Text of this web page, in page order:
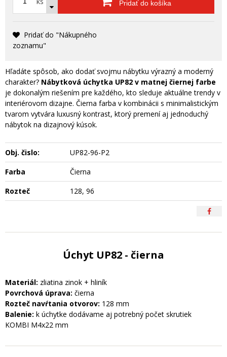
Pridať do košíka
Pridať do "Nákupného
zoznamu"
Hľadáte spôsob, ako dodať svojmu nábytku výrazný a moderný
charakter? Nábytková úchytka UP82 v matnej čiernej farbe
je dokonalým riešením pre každého, kto sleduje aktuálne trendy v
interiérovom dizajne. Čierna farba v kombinácii s minimalistickým
tvarom vytvára luxusný kontrast, ktorý premení aj jednoduchý
nábytok na dizajnový kúsok.
Obj. čislo:
UP82-96-P2
Farba
Čierna
Rozteč
128, 96
Úchyt UP82 - čierna
Materiál: zliatina zinok + hliník
Povrchová úprava: čierna
Rozteč navŕtania otvorov: 128 mm
Balenie: k úchytke dodávame aj potrebný počet skrutiek
KOMBI M4x22 mm